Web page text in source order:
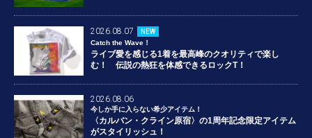
2026.08.07
NEW
Catch the Wave！
ライブ愛を感じる1着を最高峰のクオリティで楽し
む！ 伝説の熱狂を体感できるロックT！
2026.08.06
今しか手に入らない希少アイテム！
〈カルバン・クライン原宿〉の1周年記念限定アイテム
がスタイリッシュ！